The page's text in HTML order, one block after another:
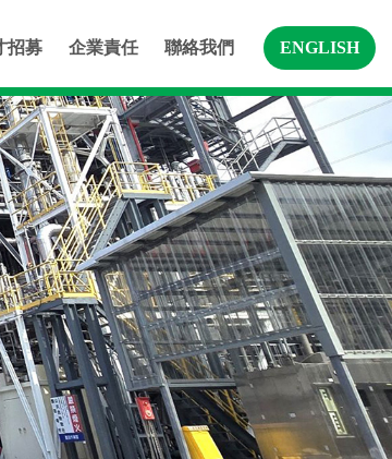
招募 企業責任 聯絡我們 ENGLISH